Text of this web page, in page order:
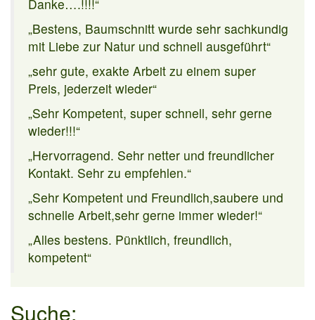
Danke….!!!!“
„Bestens, Baumschnitt wurde sehr sachkundig
mit Liebe zur Natur und schnell ausgeführt“
„sehr gute, exakte Arbeit zu einem super
Preis, jederzeit wieder“
„Sehr Kompetent, super schnell, sehr gerne
wieder!!!“
„Hervorragend. Sehr netter und freundlicher
Kontakt. Sehr zu empfehlen.“
„Sehr Kompetent und Freundlich,saubere und
schnelle Arbeit,sehr gerne immer wieder!“
„Alles bestens. Pünktlich, freundlich,
kompetent“
Suche: